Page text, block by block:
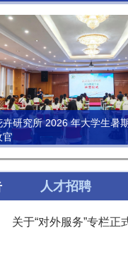
卉研究所 2026 年大学生暑
官
人才招聘
关于“对外服务”专栏正